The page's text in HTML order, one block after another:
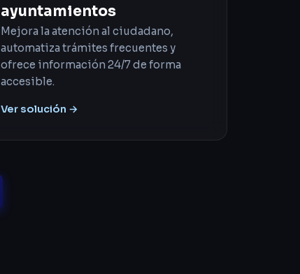
ayuntamientos
Mejora la atención al ciudadano,
automatiza trámites frecuentes y
ofrece información 24/7 de forma
accesible.
Ver solución →